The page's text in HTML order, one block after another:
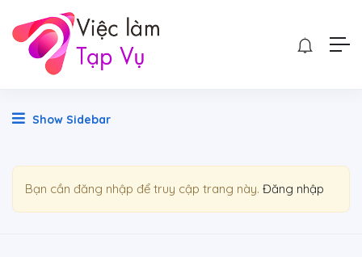
Show Sidebar
Bạn cần đăng nhập để truy cập trang này. Đăng nhập